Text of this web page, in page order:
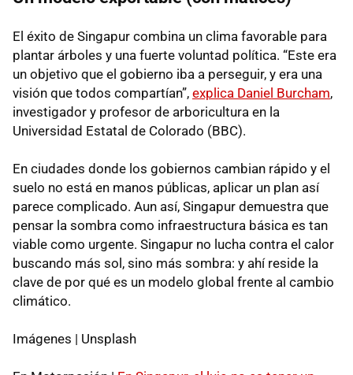
El éxito de Singapur combina un clima favorable para
plantar árboles y una fuerte voluntad política. “Este era
un objetivo que el gobierno iba a perseguir, y era una
visión que todos compartían”, explica Daniel Burcham,
investigador y profesor de arboricultura en la
Universidad Estatal de Colorado (BBC).
En ciudades donde los gobiernos cambian rápido y el
suelo no está en manos públicas, aplicar un plan así
parece complicado. Aun así, Singapur demuestra que
pensar la sombra como infraestructura básica es tan
viable como urgente. Singapur no lucha contra el calor
buscando más sol, sino más sombra: y ahí reside la
clave de por qué es un modelo global frente al cambio
climático.
Imágenes | Unsplash